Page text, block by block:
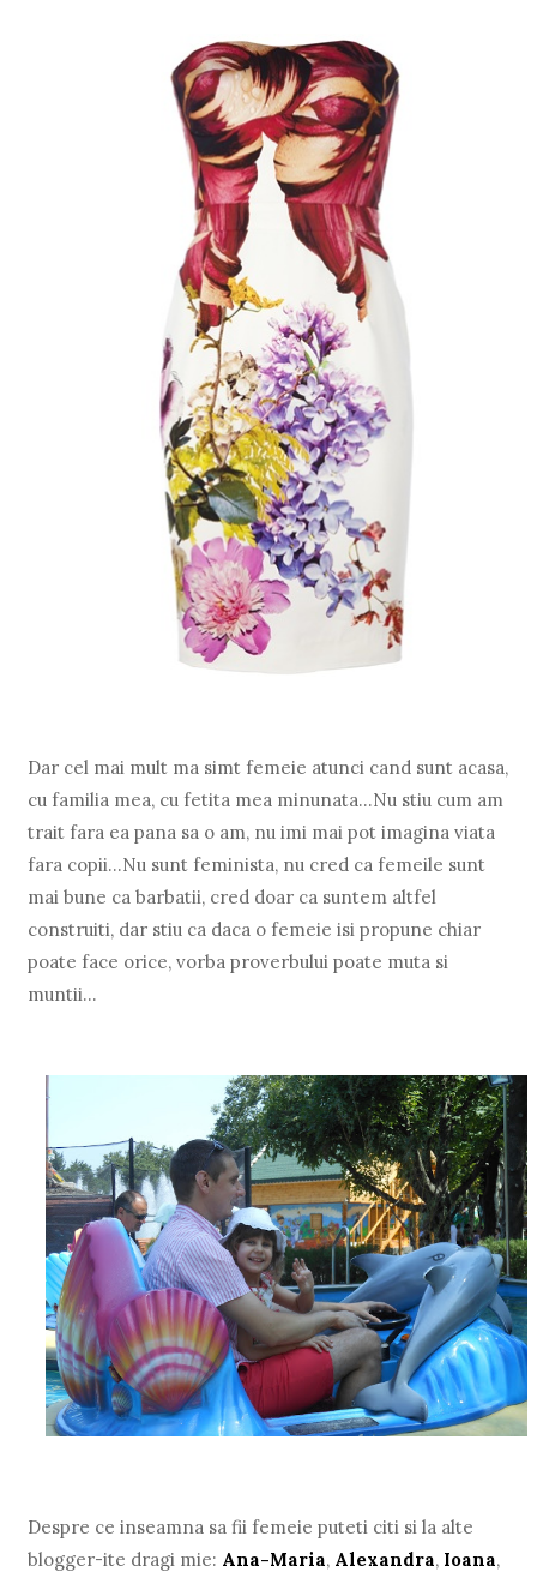
Dar cel mai mult ma simt femeie atunci cand sunt acasa,
cu familia mea, cu fetita mea minunata...Nu stiu cum am
trait fara ea pana sa o am, nu imi mai pot imagina viata
fara copii...Nu sunt feminista, nu cred ca femeile sunt
mai bune ca barbatii, cred doar ca suntem altfel
construiti, dar stiu ca daca o femeie isi propune chiar
poate face orice, vorba proverbului poate muta si
muntii...
Despre ce inseamna sa fii femeie puteti citi si la alte
blogger-ite dragi mie: Ana-Maria, Alexandra, Ioana,